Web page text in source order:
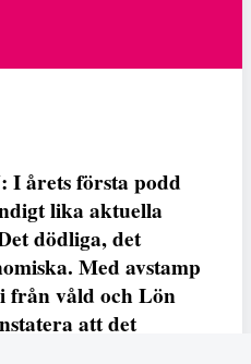
I årets första podd
lika aktuella
dödliga, det
Med avstamp
från våld och Lön
att det